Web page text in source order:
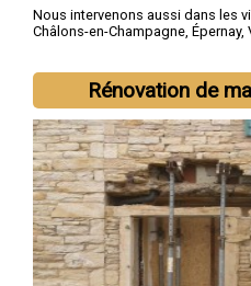
Nous intervenons aussi dans les
Châlons-en-Champagne, Épernay,
Rénovation de